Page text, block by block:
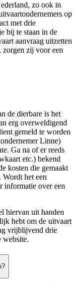
zo ook in
op
met drie
bij te staan in de
aanvraag uitzetten
zorgen zij voor een
de dierbare is het
erg overweldigend
gemeld te worden
Linne)
Ga na of er reeds
etc.) bekend
kosten die gemaakt
het een
informatie over een
hiervan uit handen
hebt om de uitvaart
vrijblijvend drie
website.